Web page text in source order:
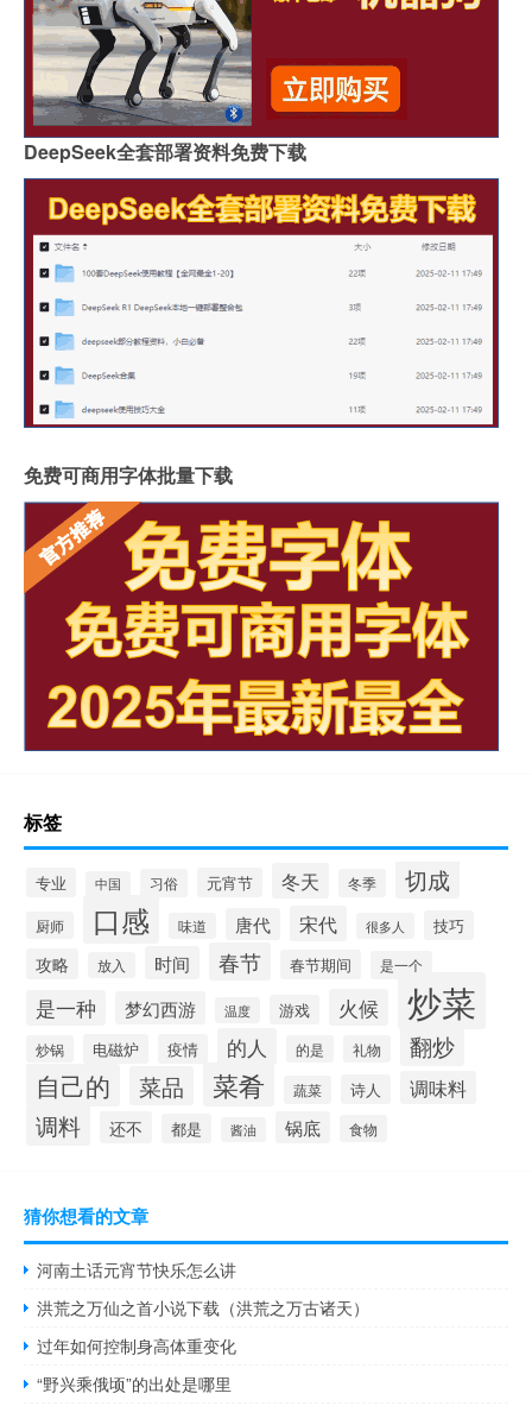
DeepSeek全套部署资料免费下载
免费可商用字体批量下载
标签
专业 中国 习俗 元宵节 冬天 冬季 切成
厨师 口感 味道 唐代 宋代 很多人 技巧
攻略 放入 时间 春节 春节期间 是一个
是一种 梦幻西游 温度 游戏 火候 炒菜
炒锅 电磁炉 疫情 的人 的是 礼物 翻炒
自己的 菜品 菜肴 蔬菜 诗人 调味料
调料 还不 都是 酱油 锅底 食物
猜你想看的文章
河南土话元宵节快乐怎么讲
洪荒之万仙之首小说下载（洪荒之万古诸天）
过年如何控制身高体重变化
“野兴乘俄顷”的出处是哪里